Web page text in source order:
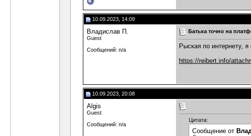
10.09.2023, 14:09
Владислав П.
Guest
Сообщений: n/a
Батька точно на
Рыская по интернету,
https://reibert.info/
10.09.2023, 20:08
Algis
Guest
Сообщений: n/a
Цитата:
Сообщение от